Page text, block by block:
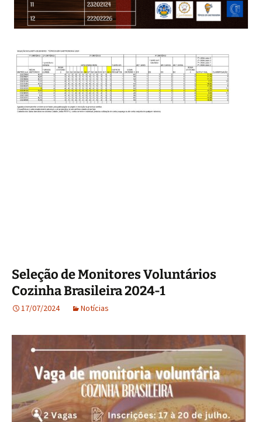
Seleção de Monitores Voluntários
Cozinha Brasileira 2024-1
17/07/2024 Notícias